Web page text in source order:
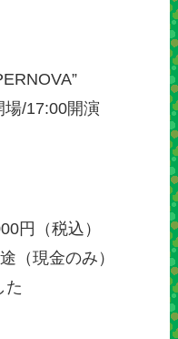
場/17:00開演
円（税込）
（現金のみ）
た